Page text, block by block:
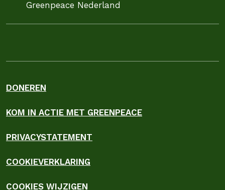
Greenpeace Nederland
DONEREN
KOM IN ACTIE MET GREENPEACE
PRIVACYSTATEMENT
COOKIEVERKLARING
COOKIES WIJZIGEN